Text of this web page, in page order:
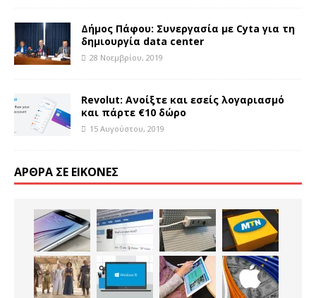
Δήμος Πάφου: Συνεργασία με Cyta για τη
δημιουργία data center
28 Νοεμβρίου, 2019
Revolut: Ανοίξτε και εσείς λογαριασμό
και πάρτε €10 δώρο
15 Αυγούστου, 2019
ΆΡΘΡΑ ΣΕ ΕΙΚΌΝΕΣ